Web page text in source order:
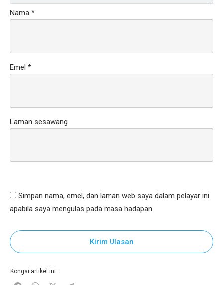
Nama *
Emel *
Laman sesawang
Simpan nama, emel, dan laman web saya dalam pelayar ini
apabila saya mengulas pada masa hadapan.
Kirim Ulasan
Kongsi artikel ini: